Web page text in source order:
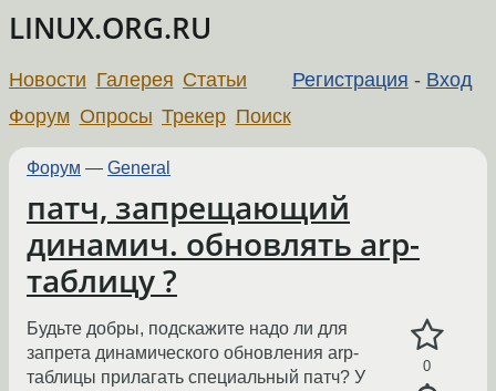
LINUX.ORG.RU
Регистрация - Вход
Новости Галерея Статьи
Форум Опросы Трекер Поиск
Форум — General
патч, запрещающий
динамич. обновлять arp-
таблицу ?
0
Будьте добры, подскажите надо ли для
запрета динамического обновления arp-
таблицы прилагать специальный патч? У